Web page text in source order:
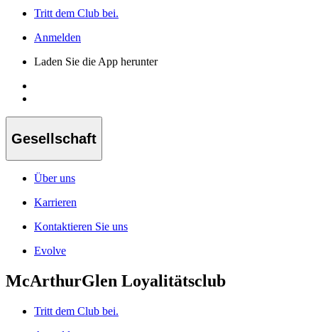
Tritt dem Club bei.
Anmelden
Laden Sie die App herunter
Gesellschaft
Über uns
Karrieren
Kontaktieren Sie uns
Evolve
McArthurGlen Loyalitätsclub
Tritt dem Club bei.